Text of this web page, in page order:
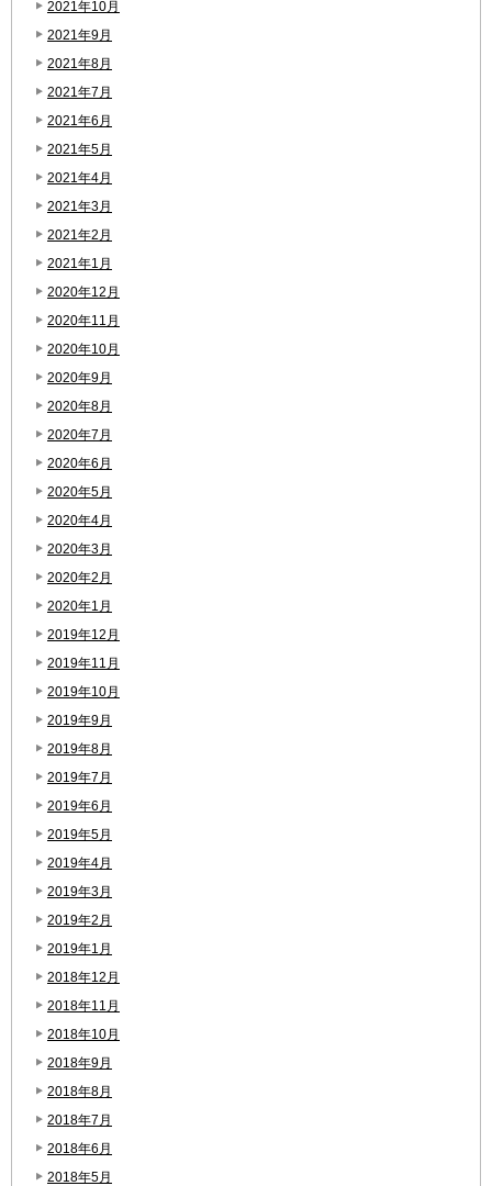
2021年10月
2021年9月
2021年8月
2021年7月
2021年6月
2021年5月
2021年4月
2021年3月
2021年2月
2021年1月
2020年12月
2020年11月
2020年10月
2020年9月
2020年8月
2020年7月
2020年6月
2020年5月
2020年4月
2020年3月
2020年2月
2020年1月
2019年12月
2019年11月
2019年10月
2019年9月
2019年8月
2019年7月
2019年6月
2019年5月
2019年4月
2019年3月
2019年2月
2019年1月
2018年12月
2018年11月
2018年10月
2018年9月
2018年8月
2018年7月
2018年6月
2018年5月